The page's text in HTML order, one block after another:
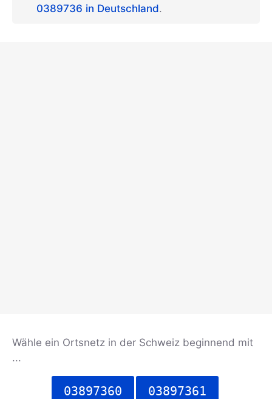
0389736 in Deutschland.
Wähle ein Ortsnetz in der Schweiz beginnend mit
...
03897360 03897361